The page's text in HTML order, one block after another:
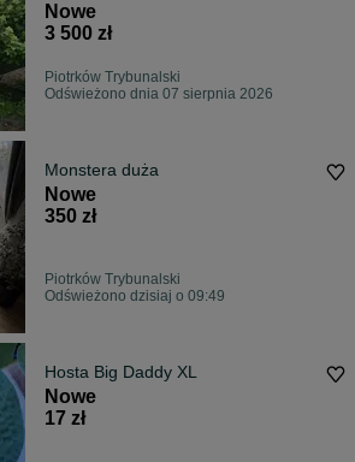
Nowe
3 500 zł
Piotrków Trybunalski
Odświeżono dnia 07 sierpnia 2026
Monstera duża
Nowe
350 zł
Piotrków Trybunalski
Odświeżono dzisiaj o 09:49
Hosta Big Daddy XL
Nowe
17 zł